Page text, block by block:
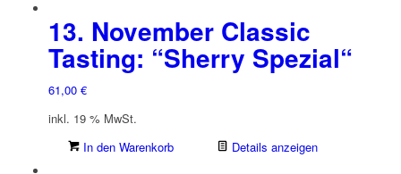
13. November Classic
Tasting: “Sherry Spezial“
61,00 €
inkl. 19 % MwSt.
In den Warenkorb
Details anzeigen